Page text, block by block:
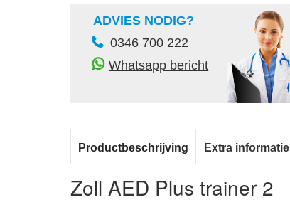
ADVIES NODIG?
0346 700 222
Whatsapp bericht
Productbeschrijving Extra informatie
Zoll AED Plus trainer 2